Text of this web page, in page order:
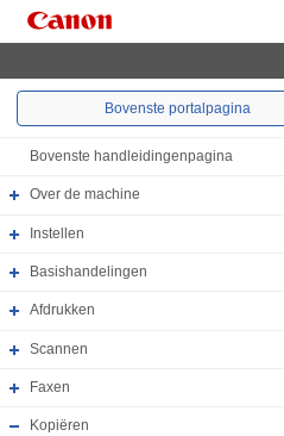
Bovenste portalpagina
Bovenste handleidingenpagina
Over de machine
Instellen
Basishandelingen
Afdrukken
Scannen
Faxen
Kopiëren